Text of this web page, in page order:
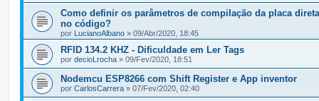
Como definir os parâmetros de compilação da placa
no código?
por LucianoAlbano » 09/Abr/2020, 18:45
RFID 134.2 KHZ - Dificuldade em Ler Tags
por decioLrocha » 09/Fev/2020, 18:51
Nodemcu ESP8266 com Shift Register e App inventor
por CarlosCarrera » 07/Fev/2020, 02:40